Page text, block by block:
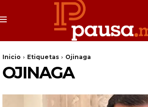
Inicio Etiquetas Ojinaga
OJINAGA